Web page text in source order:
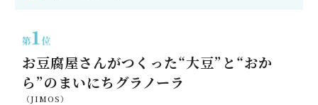
お豆腐屋さんがつくった“大豆”と“おか
ら”のまいにちグラノーラ
（JIMOS）